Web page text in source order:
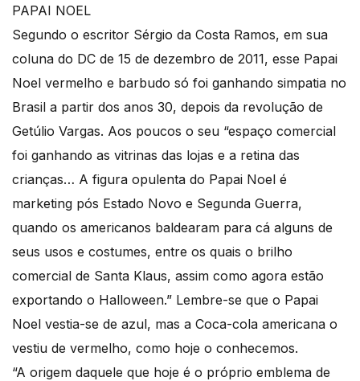
PAPAI NOEL
Segundo o escritor Sérgio da Costa Ramos, em sua
coluna do DC de 15 de dezembro de 2011, esse Papai
Noel vermelho e barbudo só foi ganhando simpatia no
Brasil a partir dos anos 30, depois da revolução de
Getúlio Vargas. Aos poucos o seu “espaço comercial
foi ganhando as vitrinas das lojas e a retina das
crianças… A figura opulenta do Papai Noel é
marketing pós Estado Novo e Segunda Guerra,
quando os americanos baldearam para cá alguns de
seus usos e costumes, entre os quais o brilho
comercial de Santa Klaus, assim como agora estão
exportando o Halloween.” Lembre-se que o Papai
Noel vestia-se de azul, mas a Coca-cola americana o
vestiu de vermelho, como hoje o conhecemos.
“A origem daquele que hoje é o próprio emblema de